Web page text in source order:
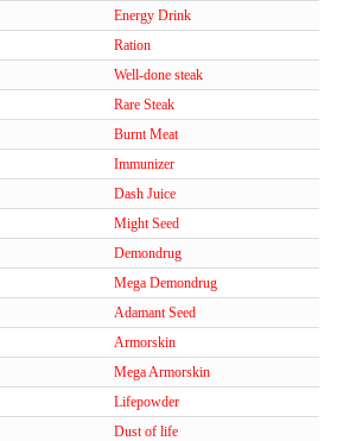
Energy Drink
Ration
Well-done steak
Rare Steak
Burnt Meat
Immunizer
Dash Juice
Might Seed
Demondrug
Mega Demondrug
Adamant Seed
Armorskin
Mega Armorskin
Lifepowder
Dust of life